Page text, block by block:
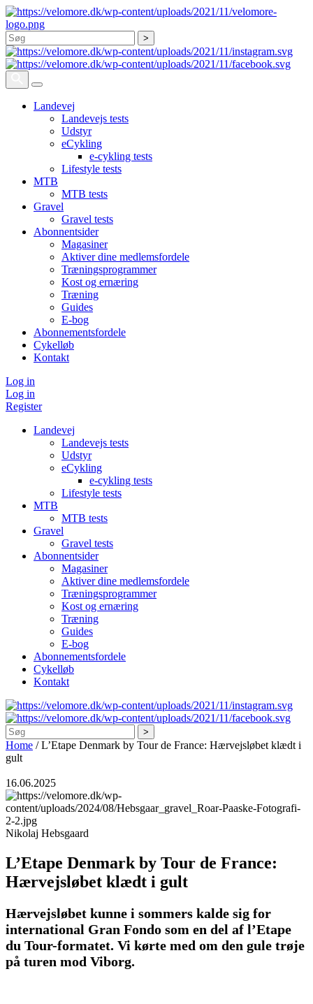
Søg
Landevej
Landevejs tests
Udstyr
eCykling
e-cykling tests
Lifestyle tests
MTB
MTB tests
Gravel
Gravel tests
Abonnentsider
Magasiner
Aktiver dine medlemsfordele
Træningsprogrammer
Kost og ernæring
Træning
Guides
E-bog
Abonnementsfordele
Cykelløb
Kontakt
Log in
Log in
Register
Landevej
Landevejs tests
Udstyr
eCykling
e-cykling tests
Lifestyle tests
MTB
MTB tests
Gravel
Gravel tests
Abonnentsider
Magasiner
Aktiver dine medlemsfordele
Træningsprogrammer
Kost og ernæring
Træning
Guides
E-bog
Abonnementsfordele
Cykelløb
Kontakt
Søg
Home /L’Etape Denmark by Tour de France: Hærvejsløbet klædt i
gult
16.06.2025
Nikolaj Hebsgaard
L’Etape Denmark by Tour de France:
Hærvejsløbet klædt i gult
Hærvejsløbet kunne i sommers kalde sig for
international Gran Fondo som en del af l’Etape
du Tour-formatet. Vi kørte med om den gule trøje
på turen mod Viborg.